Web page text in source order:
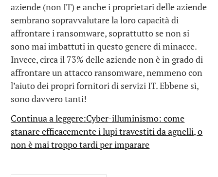
aziende (non IT) e anche i proprietari delle aziende
sembrano sopravvalutare la loro capacità di
affrontare i ransomware, soprattutto se non si
sono mai imbattuti in questo genere di minacce.
Invece, circa il 73% delle aziende non è in grado di
affrontare un attacco ransomware, nemmeno con
l’aiuto dei propri fornitori di servizi IT. Ebbene sì,
sono davvero tanti!
Continua a leggere:Cyber-illuminismo: come
stanare efficacemente i lupi travestiti da agnelli, o
non è mai troppo tardi per imparare